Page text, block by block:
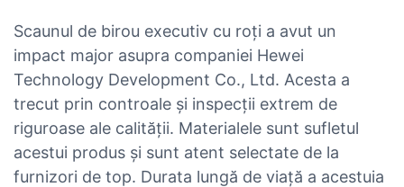
Scaunul de birou executiv cu roți a avut un
impact major asupra companiei Hewei
Technology Development Co., Ltd. Acesta a
trecut prin controale și inspecții extrem de
riguroase ale calității. Materialele sunt sufletul
acestui produs și sunt atent selectate de la
furnizori de top. Durata lungă de viață a acestuia